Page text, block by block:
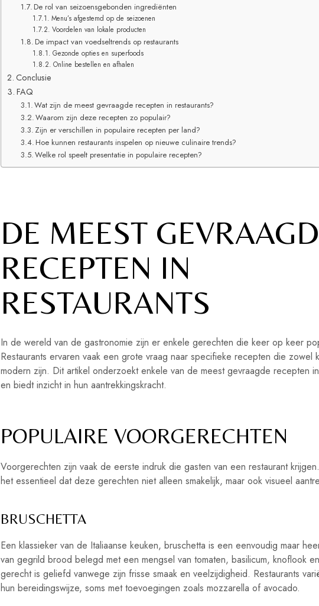
De rol van seizoensgebonden ingrediënten
Menu’s afgestemd op de seizoenen
Voordelen van lokale producten
De impact van voedseltrends op restaurants
Gezonde opties en superfoods
Online bestellen en afhalen
Conclusie
FAQ
Wat zijn de meest gevraagde recepten in restaurants?
Waarom zijn deze recepten zo populair?
Zijn er verschillen in populaire recepten per land?
Hoe kunnen restaurants inspelen op nieuwe culinaire trends?
Welke rol speelt presentatie in populaire recepten?
DE MEEST
RECEPTEN IN
RESTAURANTS
In de wereld van de gastronomie zijn er enkele gerechten die keer op keer
Restaurants ervaren vaak een grote vraag naar specifieke recepten die zowel
modern zijn. Dit artikel onderzoekt enkele van de meest gevraagde recepten
en biedt inzicht in hun aantrekkingskracht.
POPULAIRE VOORGERECHTEN
Voorgerechten zijn vaak de eerste indruk die gasten van een restaurant
het essentieel dat deze gerechten niet alleen smakelijk, maar ook visueel
BRUSCHETTA
Een klassieker van de Italiaanse keuken, bruschetta is een eenvoudig maar
van gegrild brood belegd met een mengsel van tomaten, basilicum, knoflook
gerecht is geliefd vanwege zijn frisse smaak en veelzijdigheid. Restaurants
hun bereidingswijze, soms met toevoegingen zoals mozzarella of avocado.